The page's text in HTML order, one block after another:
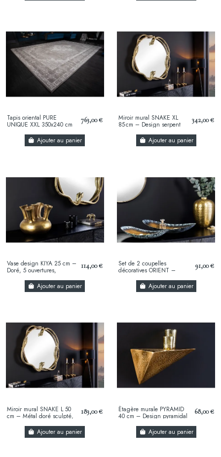
Tapis oriental PURE
UNIQUE XXL 350x240 cm
motifs géométriques...
763,00 €
Ajouter au panier
Miroir mural SNAKE XL
85 cm – Design serpent
style luxueux et...
342,00 €
Ajouter au panier
Vase design KIYA 25 cm –
Doré, 5 ouvertures,
métal aluminium
114,00 €
Ajouter au panier
Set de 2 coupelles
décoratives ORIENT –
finition martelée...
91,00 €
Ajouter au panier
Miroir mural SNAKE L 50
cm – Métal doré sculpté,
artisanale
183,00 €
Ajouter au panier
Étagère murale PYRAMID
40 cm – Design pyramidal
finition...
68,00 €
Ajouter au panier